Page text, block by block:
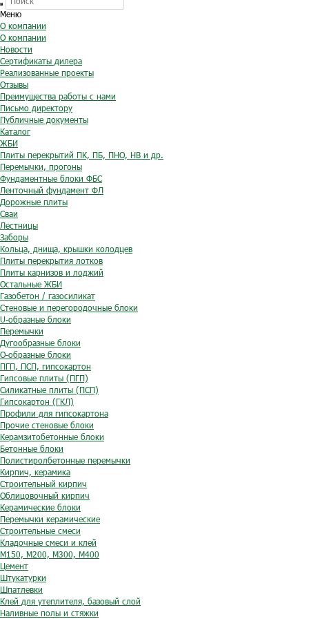
Меню
О компании
О компании
Новости
Сертификаты дилера
Реализованные проекты
Отзывы
Преимущества работы с нами
Письмо директору
Публичные документы
Каталог
ЖБИ
Плиты перекрытий ПК, ПБ, ПНО, НВ и др.
Перемычки, прогоны
Фундаментные блоки ФБС
Ленточный фундамент ФЛ
Дорожные плиты
Сваи
Лестницы
Заборы
Кольца, днища, крышки колодцев
Плиты перекрытия лотков
Плиты карнизов и лоджий
Остальные ЖБИ
Газобетон / газосиликат
Стеновые и перегородочные блоки
U-образные блоки
Перемычки
Дугообразные блоки
O-образные блоки
ПГП, ПСП, гипсокартон
Гипсовые плиты (ПГП)
Силикатные плиты (ПСП)
Гипсокартон (ГКЛ)
Профили для гипсокартона
Прочие стеновые блоки
Керамзитобетонные блоки
Бетонные блоки
Полистиролбетонные перемычки
Кирпич, керамика
Строительный кирпич
Облицовочный кирпич
Керамические блоки
Перемычки керамические
Строительные смеси
Кладочные смеси и клей
М150, М200, М300, М400
Цемент
Штукатурки
Шпатлевки
Клей для утеплителя, базовый слой
Наливные полы и стяжки